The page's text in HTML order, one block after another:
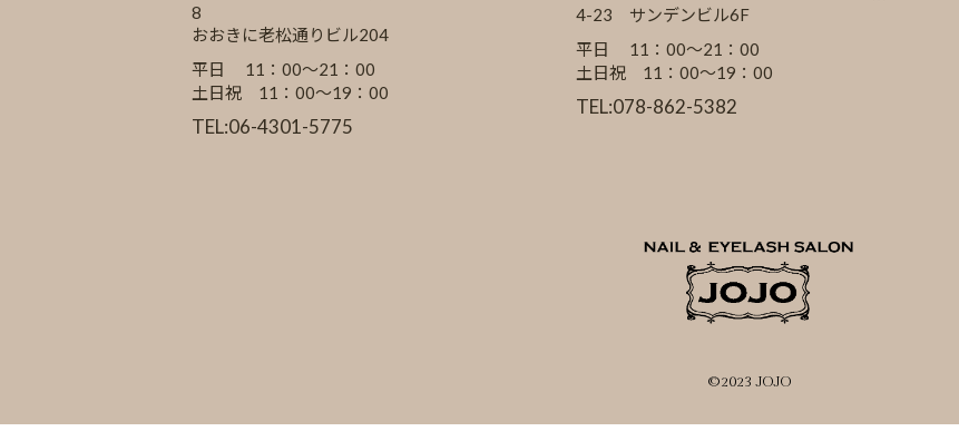
8
おおきに老松通りビル204
平日 11：00～21：00
土日祝 11：00～19：00
TEL:06-4301-5775
4-23 サンデンビル6F
平日 11：00～21：00
土日祝 11：00～19：00
TEL:078-862-5382
©2023 JOJO